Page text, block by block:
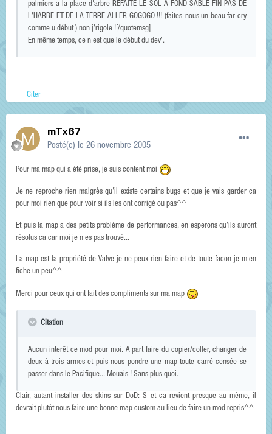
palmiers a la place d'arbre REFAITE LE SOL A FOND SABLE FIN PAS DE
L'HARBE ET DE LA TERRE ALLER GOGOGO !!! (faites-nous un beau far cry
comme u début ) non j'rigole ![/quotemsg]
En même temps, ce n'est que le début du dev'.
Citer
mTx67
Posté(e) le 26 novembre 2005
Pour ma map qui a été prise, je suis content moi
Je ne reproche rien malgrès qu'il existe certains bugs et que je vais garder ca
pour moi rien que pour voir si ils les ont corrigé ou pas^^
Et puis la map a des petits problème de performances, en esperons qu'ils auront
résolus ca car moi je n'es pas trouvé...
La map est la propriété de Valve je ne peux rien faire et de toute facon je m'en
fiche un peu^^
Merci pour ceux qui ont fait des compliments sur ma map
Citation
Aucun interêt ce mod pour moi. A part faire du copier/coller, changer de
deux à trois armes et puis nous pondre une map toute carré censée se
passer dans le Pacifique... Mouais ! Sans plus quoi.
Clair, autant installer des skins sur DoD: S et ca revient presque au même, il
devrait plutôt nous faire une bonne map custom au lieu de faire un mod repris^^